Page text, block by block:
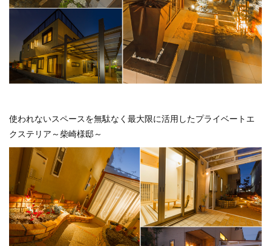
使われないスペースを無駄なく最大限に活用したプライベートエ
クステリア～柴崎様邸～